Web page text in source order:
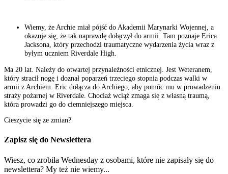
Wiemy, że Archie miał pójść do Akademii Marynarki Wojennej, a
okazuje się, że tak naprawdę dołączył do armii. Tam poznaje Erica
Jacksona, który przechodzi traumatyczne wydarzenia życia wraz z
byłym uczniem Riverdale High.
Ma 20 lat. Należy do otwartej przynależności etnicznej. Jest Weteranem,
który stracił nogę i doznał poparzeń trzeciego stopnia podczas walki w
armii z Archiem. Eric dołącza do Archiego, aby pomóc mu w prowadzeniu
straży pożarnej w Riverdale. Chociaż wciąż zmaga się z własną traumą,
która prowadzi go do ciemniejszego miejsca.
Cieszycie się ze zmian?
Zapisz się do Newslettera
Wiesz, co zrobiła Wednesday z osobami, które nie zapisały się do
newslettera? My też nie wiemy...